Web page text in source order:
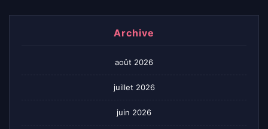
Archive
août 2026
juillet 2026
juin 2026